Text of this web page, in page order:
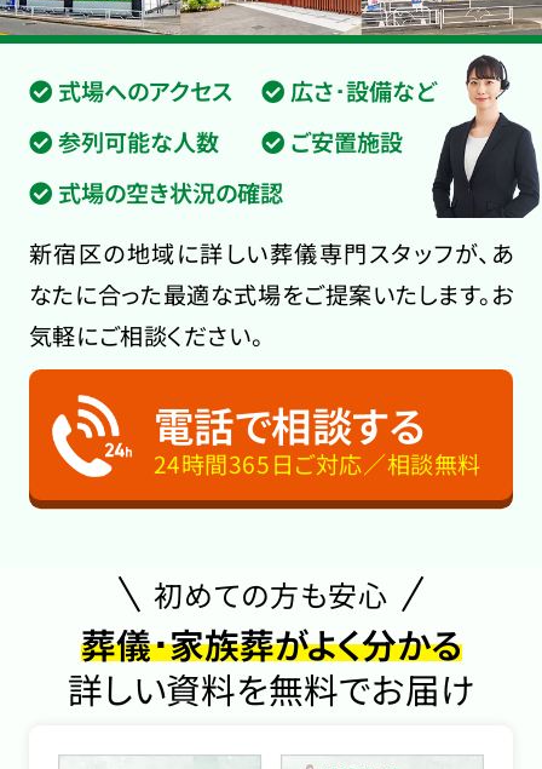
式場へのアクセス
広さ･設備など
参列可能な人数
ご安置施設
式場の空き状況の確認
新宿区の地域に詳しい葬儀専門スタッフが、あ
なたに合った最適な式場をご提案いたします。お
気軽にご相談ください。
電話で相談する
24時間365日ご対応／相談無料
初めての方も安心
葬儀･家族葬がよく分かる
詳しい資料を無料でお届け